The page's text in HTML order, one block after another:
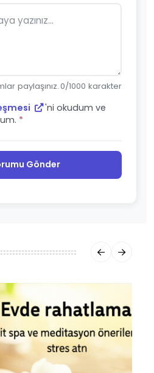
paylaşınız.0/1000 karakter
'ni okudum ve
*
Gönder